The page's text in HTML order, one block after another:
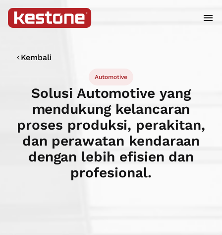
Kembali
Automotive
Solusi Automotive yang
mendukung kelancaran
proses produksi, perakitan,
dan perawatan kendaraan
dengan lebih efisien dan
profesional.